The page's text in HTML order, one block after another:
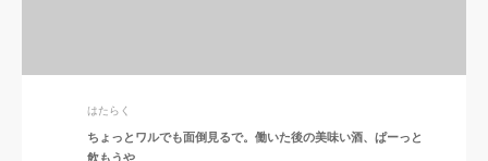
はたらく
ちょっとワルでも面倒見るで。働いた後の美味い酒、ぱーっと
飲もうや